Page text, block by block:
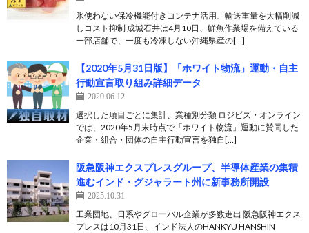
氷使わない保冷機能付きコンテナ活用、輸送重量を大幅削減
しコスト抑制 成城石井は4月10日、鮮魚作業場を備えている
一部店舗で、一度も冷凍しない沖縄県産の[…]
【2020年5月31日版】「ホワイト物流」運動・自主
行動宣言取り組み詳細データ
2020.06.12
選択した項目ごとに集計、業種別分類 ロジビズ・オンライン
では、2020年5月末時点で「ホワイト物流」運動に賛同した
企業・組合・団体の自主行動宣言を独自[…]
阪急阪神エクスプレスグループ、半導体産業の集積
進むインド・グジャラート州に新事務所開設
2025.10.31
工業団地、日系やグローバル企業が多数進出 阪急阪神エクス
プレスは10月31日、インド法人のHANKYU HANSHIN